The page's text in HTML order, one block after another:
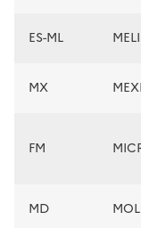
ES-ML
MX
FM
MD